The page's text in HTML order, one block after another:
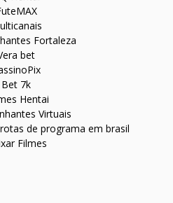
Fortaleza
bet
Bet 7k
Hentai
Virtuais
de programa em brasil
Filmes